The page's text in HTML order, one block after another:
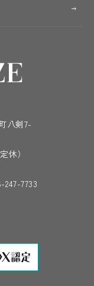
八剣7-
休）
247-7733